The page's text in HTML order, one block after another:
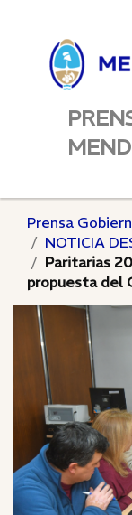
Prensa
NOTICIA
Paritarias
propuesta del